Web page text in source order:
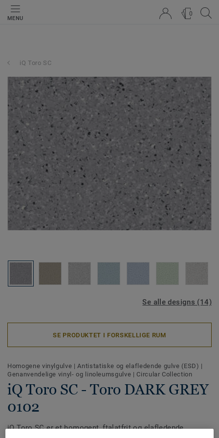
MENU
0
iQ Toro SC
Se alle designs (14)
SE PRODUKTET I FORSKELLIGE RUM
Homogene vinylgulve |Antistatiske og elafledende gulve (ESD) |
Genanvendelige vinyl- og linoleumsgulve | Circular Collection
iQ Toro SC - Toro DARK GREY
0102
iQ Toro SC er et homogent, ftalatfrit og elafledende